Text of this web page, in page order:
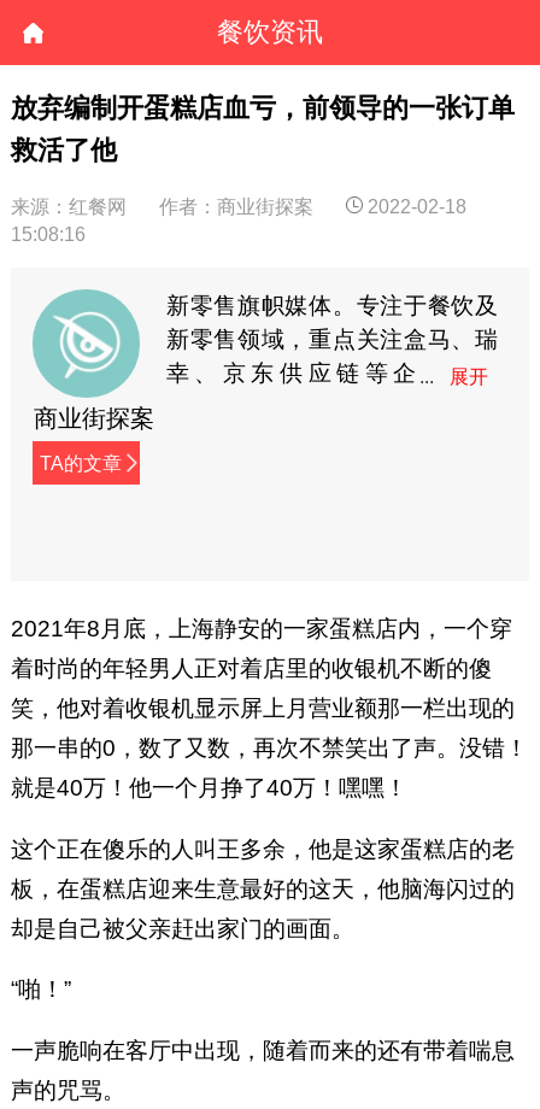
餐饮资讯
放弃编制开蛋糕店血亏，前领导的一张订单
救活了他
来源：红餐网 作者：商业街探案
2022-02-18
15:08:16
商业街探案
TA的文章
新零售旗帜媒体。专注于餐饮及
新零售领域，重点关注盒马、瑞
幸、京东供应链等企
2021年8月底，上海静安的一家蛋糕店内，一个穿
着时尚的年轻男人正对着店里的收银机不断的傻
笑，他对着收银机显示屏上月营业额那一栏出现的
那一串的0，数了又数，再次不禁笑出了声。没错！
就是40万！他一个月挣了40万！嘿嘿！
这个正在傻乐的人叫王多余，他是这家蛋糕店的老
板，在蛋糕店迎来生意最好的这天，他脑海闪过的
却是自己被父亲赶出家门的画面。
“啪！”
一声脆响在客厅中出现，随着而来的还有带着喘息
声的咒骂。